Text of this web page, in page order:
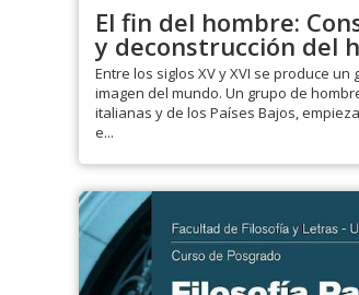
El fin del hombre:
y deconstrucción del
Entre los siglos XV y XVI se produce un
imagen del mundo. Un grupo de
italianas y de los Países Bajos,
e...